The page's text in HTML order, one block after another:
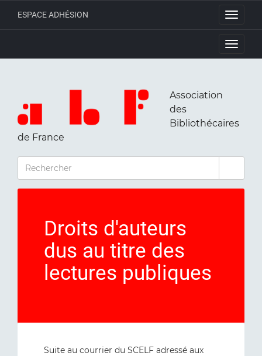
Toggle
ESPACE ADHÉSION
Toggle
Association
des
Bibliothécaires
de France
RECHERCHER
Droits d'auteurs
dus au titre des
lectures publiques
Suite au courrier du SCELF adressé aux